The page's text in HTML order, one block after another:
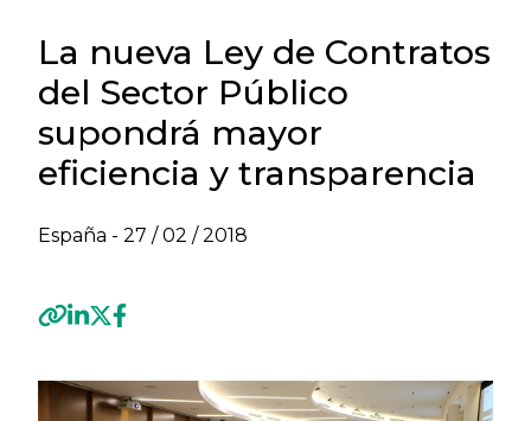
La nueva Ley de Contratos
del Sector Público
supondrá mayor
eficiencia y transparencia
España - 27 / 02 / 2018